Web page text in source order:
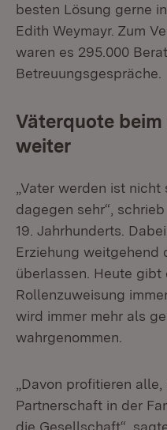
besten Lösung gerne
Edith Weymayr. Zum
waren es 295.000
Betreuungsgespräche.
Väterquote
weiter
„Vater werden ist
dagegen sehr“,
19. Jahrhunderts.
Erziehung weitgehend
überlassen. Heute gibt
Rollenzuweisung
wird immer mehr als
wahrgenommen.
„Davon profitieren
Partnerschaft in der
die Gesellschaft“,